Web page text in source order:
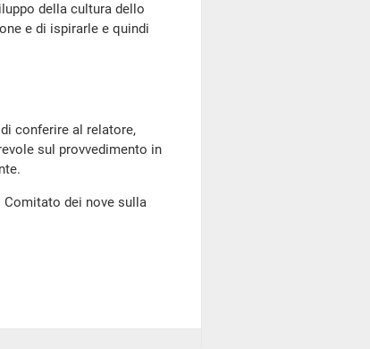
della cultura dello
e di ispirarle e quindi
conferire al relatore,
sul provvedimento in
dei nove sulla